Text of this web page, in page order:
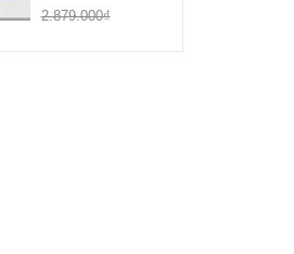
2.879.000₫